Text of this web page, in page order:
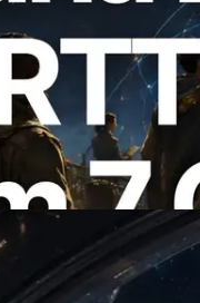
Slot API ด้วย
ทั่วโลก พร้อม
API